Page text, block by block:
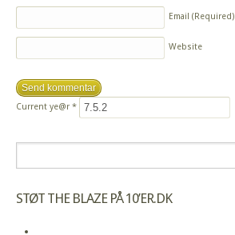
Email (Required)
Website
Current ye@r *
STØT THE BLAZE PÅ 10’ER.DK